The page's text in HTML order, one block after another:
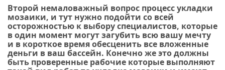
Второй немаловажный вопрос процесс укладки
мозаики, и тут нужно подойти со всей
осторожностью к выбору специалистов, которые
в один момент могут загубить всю вашу мечту
и в короткое время обесценить все вложенные
деньги в ваш бассейн. Конечно же это должны
быть проверенные рабочие которые выполняют